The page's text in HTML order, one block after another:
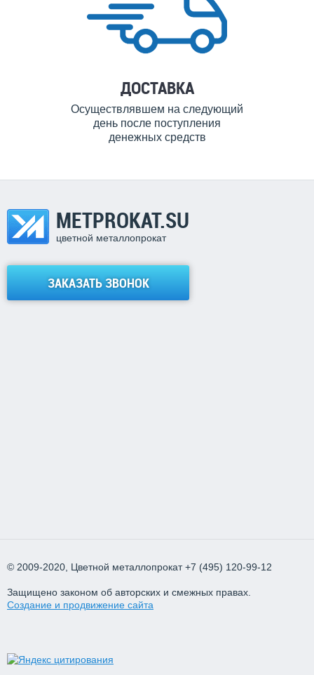
ДОСТАВКА
Осуществлявшем на следующий
день после поступления
денежных средств
METPROKAT.SU
цветной металлопрокат
ЗАКАЗАТЬ ЗВОНОК
© 2009-2020, Цветной металлопрокат+7 (495) 120-99-12
Защищено законом об авторских и смежных правах.
Создание и продвижение сайта